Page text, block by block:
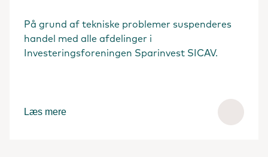
På grund af tekniske problemer suspenderes
handel med alle afdelinger i
Investeringsforeningen Sparinvest SICAV.
Læs mere